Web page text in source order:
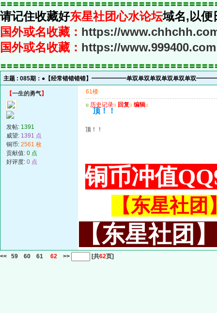
〓〓〓〓〓〓〓〓〓〓〓〓〓〓〓〓〓〓〓〓〓〓〓〓〓〓〓〓〓〓〓〓〓〓
请记住收藏好东星社团心水论坛域名,以便
国外或名收藏： https://
国外或名收藏： https://www.999400.com
〓〓〓〓〓〓〓〓〓〓〓〓〓〓〓〓〓〓〓〓〓〓〓〓〓〓〓〓〓〓〓〓〓〓
主题 : 085期：●【经常错错错错】━━━━━━单双单双单双单双单双单双
【一生的勇气】
发帖: 1391
威望: 1391 点
铜币: 2561 枚
贡献值: 0 点
好评度: 0 点
61楼
u 历史记录u 回复u 编辑u
顶！！
顶！！
铜币冲值
【东星社
【东星社团
<< 59 60 61 62 >> [共62页]